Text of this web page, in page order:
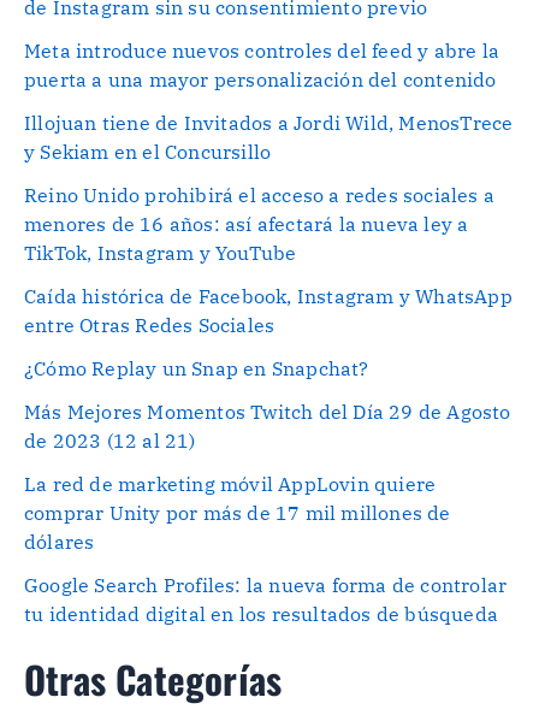
de Instagram sin su consentimiento previo
Meta introduce nuevos controles del feed y abre la
puerta a una mayor personalización del contenido
Illojuan tiene de Invitados a Jordi Wild, MenosTrece
y Sekiam en el Concursillo
Reino Unido prohibirá el acceso a redes sociales a
menores de 16 años: así afectará la nueva ley a
TikTok, Instagram y YouTube
Caída histórica de Facebook, Instagram y WhatsApp
entre Otras Redes Sociales
¿Cómo Replay un Snap en Snapchat?
Más Mejores Momentos Twitch del Día 29 de Agosto
de 2023 (12 al 21)
La red de marketing móvil AppLovin quiere
comprar Unity por más de 17 mil millones de
dólares
Google Search Profiles: la nueva forma de controlar
tu identidad digital en los resultados de búsqueda
Otras Categorías